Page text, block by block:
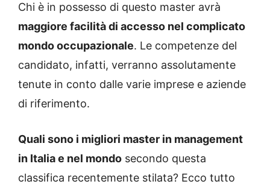
Chi è in possesso di questo master avrà
maggiore facilità di accesso nel complicato
mondo occupazionale. Le competenze del
candidato, infatti, verranno assolutamente
tenute in conto dalle varie imprese e aziende
di riferimento.
Quali sono i migliori master in management
in Italia e nel mondo secondo questa
classifica recentemente stilata? Ecco tutto